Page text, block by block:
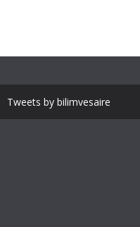
Tweets by bilimvesaire